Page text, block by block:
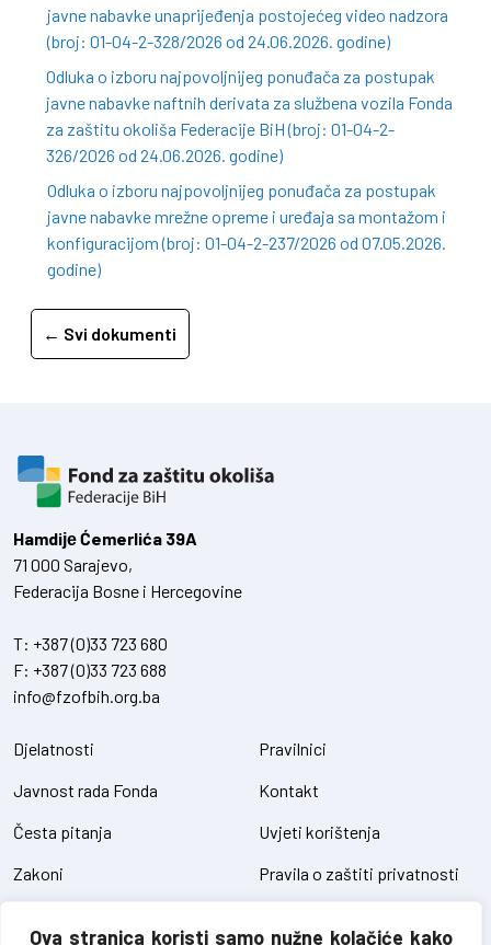
Ova stranica koristi samo nužne kolačiće kako
javne nabavke unaprijeđenja postojećeg video nadzora
(broj: 01-04-2-328/2026 od 24.06.2026. godine)
Odluka o izboru najpovoljnijeg ponuđača za postupak
javne nabavke naftnih derivata za službena vozila Fonda
za zaštitu okoliša Federacije BiH (broj: 01-04-2-
326/2026 od 24.06.2026. godine)
Odluka o izboru najpovoljnijeg ponuđača za postupak
javne nabavke mrežne opreme i uređaja sa montažom i
konfiguracijom (broj: 01-04-2-237/2026 od 07.05.2026.
godine)
← Svi dokumenti
Hamdiје Ćemerlića 39A
71 000 Sarajevo,
Federacija Bosne i Hercegovine
T: +387 (0)33 723 680
F: +387 (0)33 723 688
info@fzofbih.org.ba
Djelatnosti
Javnost rada Fonda
Česta pitanja
Zakoni
Pravilnici
Kontakt
Uvjeti korištenja
Pravila o zaštiti privatnosti